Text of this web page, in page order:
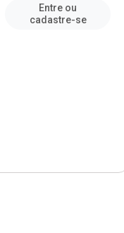
Entre ou
cadastre-se